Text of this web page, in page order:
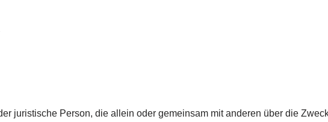
juristische Person, die allein oder gemeinsam mit anderen über die